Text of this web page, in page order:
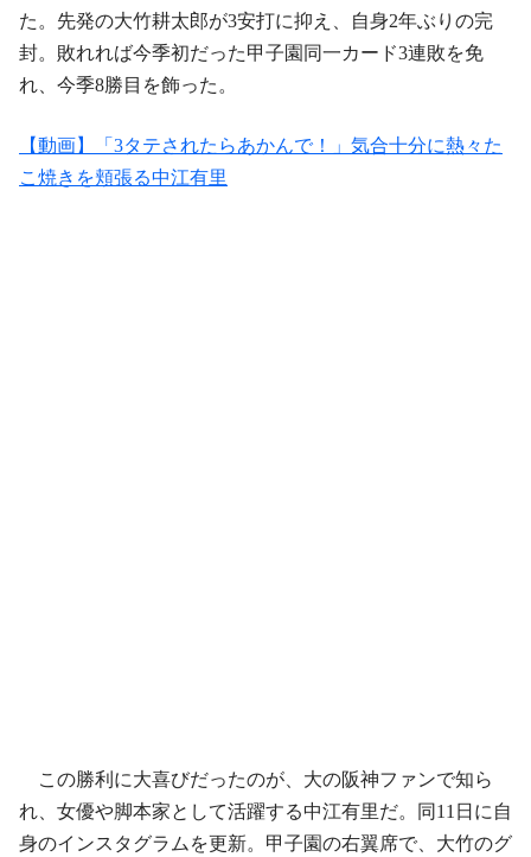
た。先発の大竹耕太郎が3安打に抑え、自身2年ぶりの完
封。敗れれば今季初だった甲子園同一カード3連敗を免
れ、今季8勝目を飾った。
【動画】「3タテされたらあかんで！」気合十分に熱々た
こ焼きを頬張る中江有里
この勝利に大喜びだったのが、大の阪神ファンで知ら
れ、女優や脚本家として活躍する中江有里だ。同11日に自
身のインスタグラムを更新。甲子園の右翼席で、大竹のグ